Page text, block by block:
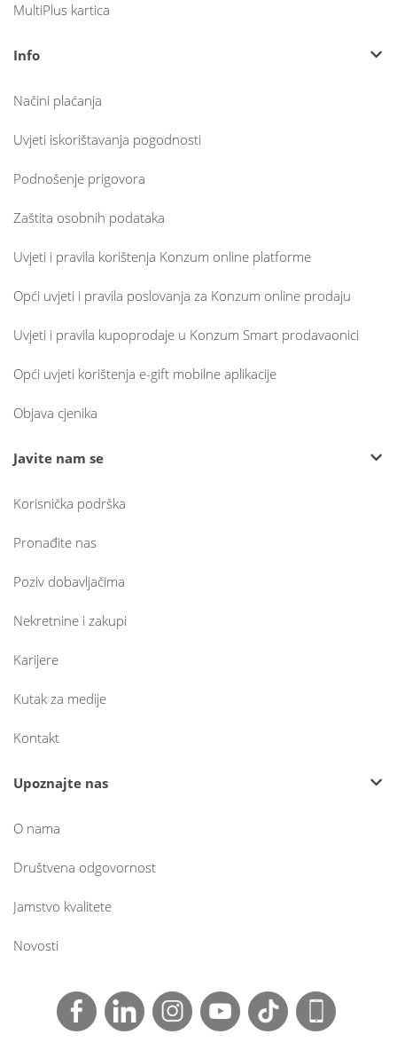
MultiPlus kartica
Info
Načini plaćanja
Uvjeti iskorištavanja pogodnosti
Podnošenje prigovora
Zaštita osobnih podataka
Uvjeti i pravila korištenja Konzum online platforme
Opći uvjeti i pravila poslovanja za Konzum online prodaju
Uvjeti i pravila kupoprodaje u Konzum Smart prodavaonici
Opći uvjeti korištenja e-gift mobilne aplikacije
Objava cjenika
Javite nam se
Korisnička podrška
Pronađite nas
Poziv dobavljačima
Nekretnine i zakupi
Karijere
Kutak za medije
Kontakt
Upoznajte nas
O nama
Društvena odgovornost
Jamstvo kvalitete
Novosti